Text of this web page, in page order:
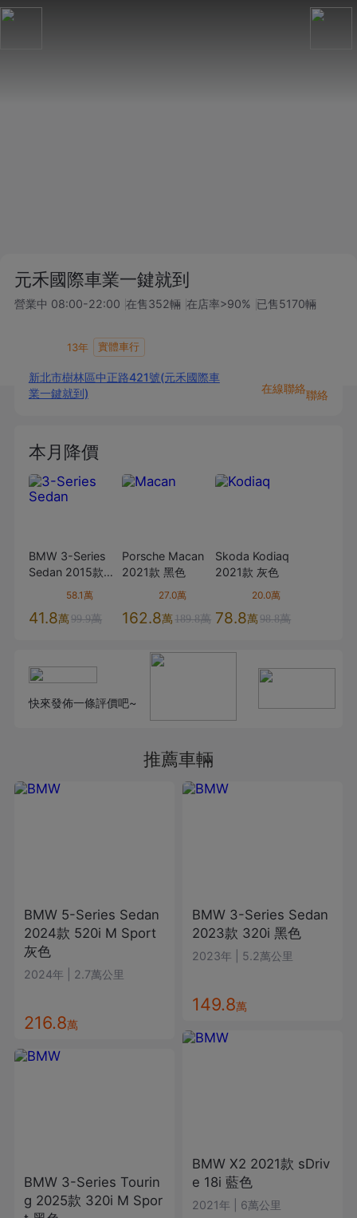
元禾國際車業一鍵就到
營業中 08:00-22:00 在售352輛 在店率>90% 已售5170輛
13年 實體車行
新北市樹林區中正路421號(元禾國際車
業一鍵就到)
在線聯絡聯絡
本月降價
BMW 3-Series
Sedan 2015款
58.1萬
41.8萬99.9萬
Porsche Macan
2021款 黑色
27.0萬
162.8萬189.8萬
Skoda Kodiaq
2021款 灰色
20.0萬
78.8萬98.8萬
快來發佈一條評價吧~
推薦車輛
BMW 5-Series Sedan
2024款 520i M Sport
灰色
2024年 2.7萬公里
216.8萬
BMW 3-Series Tourin
g 2025款 320i M Spor
BMW 3-Series Sedan
2023款 320i 黑色
2023年 5.2萬公里
149.8萬
BMW X2 2021款 sDriv
e 18i 藍色
2021年 6萬公里